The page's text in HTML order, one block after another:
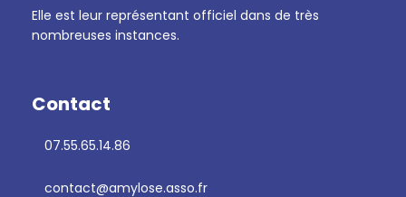
Elle est leur représentant officiel dans de très
nombreuses instances.
Contact
07.55.65.14.86
contact@amylose.asso.fr